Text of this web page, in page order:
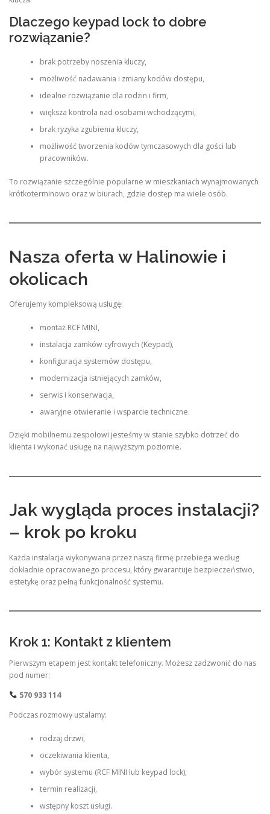
Dlaczego keypad lock to dobre
rozwiązanie?
brak potrzeby noszenia kluczy,
możliwość nadawania i zmiany kodów dostępu,
idealne rozwiązanie dla rodzin i firm,
większa kontrola nad osobami wchodzącymi,
brak ryzyka zgubienia kluczy,
możliwość tworzenia kodów tymczasowych dla gości lub
pracowników.
To rozwiązanie szczególnie popularne w mieszkaniach wynajmowanych
krótkoterminowo oraz w biurach, gdzie dostęp ma wiele osób.
Nasza oferta w Halinowie i
okolicach
Oferujemy kompleksową usługę:
montaż RCF MINI,
instalacja zamków cyfrowych (Keypad),
konfiguracja systemów dostępu,
modernizacja istniejących zamków,
serwis i konserwacja,
awaryjne otwieranie i wsparcie techniczne.
Dzięki mobilnemu zespołowi jesteśmy w stanie szybko dotrzeć do
klienta i wykonać usługę na najwyższym poziomie.
Jak wygląda proces instalacji?
– krok po kroku
Każda instalacja wykonywana przez naszą firmę przebiega według
dokładnie opracowanego procesu, który gwarantuje bezpieczeństwo,
estetykę oraz pełną funkcjonalność systemu.
Krok 1: Kontakt z klientem
Pierwszym etapem jest kontakt telefoniczny. Możesz zadzwonić do nas
pod numer:
570 933 114
Podczas rozmowy ustalamy:
rodzaj drzwi,
oczekiwania klienta,
wybór systemu (RCF MINI lub keypad lock),
termin realizacji,
wstępny koszt usługi.